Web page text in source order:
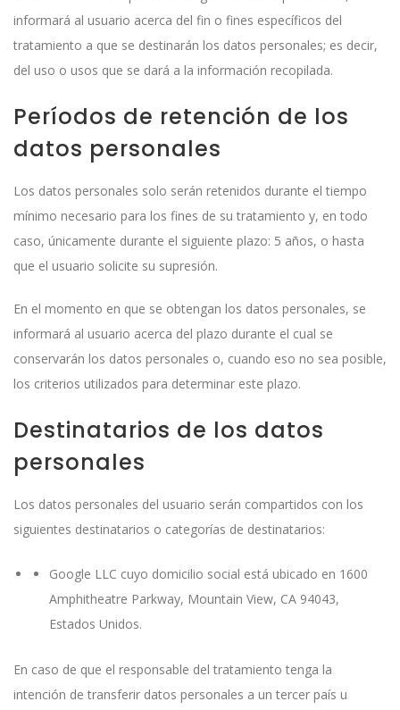
informará al usuario acerca del fin o fines específicos del
tratamiento a que se destinarán los datos personales; es decir,
del uso o usos que se dará a la información recopilada.
Períodos de retención de los
datos personales
Los datos personales solo serán retenidos durante el tiempo
mínimo necesario para los fines de su tratamiento y, en todo
caso, únicamente durante el siguiente plazo: 5 años, o hasta
que el usuario solicite su supresión.
En el momento en que se obtengan los datos personales, se
informará al usuario acerca del plazo durante el cual se
conservarán los datos personales o, cuando eso no sea posible,
los criterios utilizados para determinar este plazo.
Destinatarios de los datos
personales
Los datos personales del usuario serán compartidos con los
siguientes destinatarios o categorías de destinatarios:
Google LLC cuyo domicilio social está ubicado en 1600
Amphitheatre Parkway, Mountain View, CA 94043,
Estados Unidos.
En caso de que el responsable del tratamiento tenga la
intención de transferir datos personales a un tercer país u